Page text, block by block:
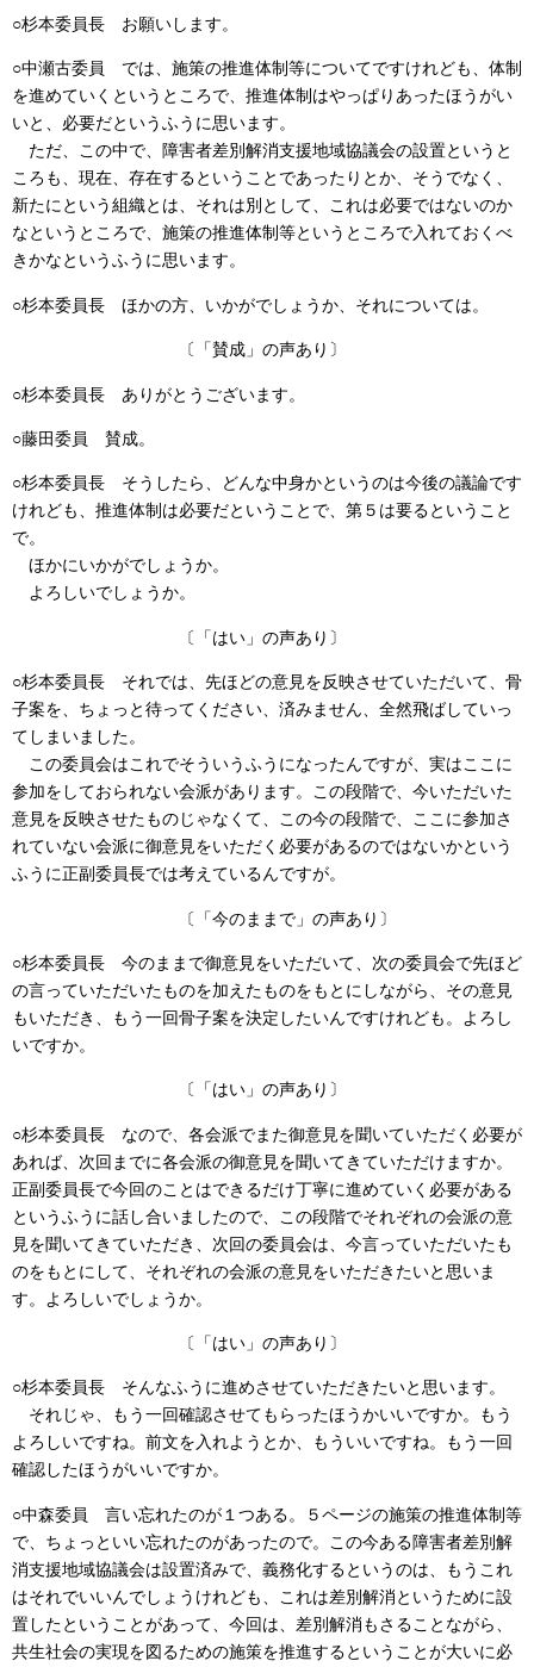
○杉本委員長 お願いします。
○中瀬古委員
では、施策の推進体制等についてですけれども、体制
を進めていくというところで、推進体制はやっぱりあったほうがい
いと、必要だというふうに思います。
ただ、この中で、障害者差別解消支援地域協議会の設置というと
ころも、現在、存在するということであったりとか、そうでなく、
新たにという組織とは、それは別として、これは必要ではないのか
なというところで、施策の推進体制等というところで入れておくべ
きかなというふうに思います。
○杉本委員長 ほかの方、いかがでしょうか、それについては。
〔「賛成」の声あり〕
○杉本委員長 ありがとうございます。
○藤田委員 賛成。
○杉本委員長 そうしたら、どんな中身かというのは今後の議論です
けれども、推進体制は必要だということで、第５は要るということ
で。
ほかにいかがでしょうか。
よろしいでしょうか。
〔「はい」の声あり〕
○杉本委員長 それでは、先ほどの意見を反映させていただいて、骨
子案を、ちょっと待ってください、済みません、全然飛ばしていっ
てしまいました。
この委員会はこれでそういうふうになったんですが、実はここに
参加をしておられない会派があります。この段階で、今いただいた
意見を反映させたものじゃなくて、この今の段階で、ここに参加さ
れていない会派に御意見をいただく必要があるのではないかという
ふうに正副委員長では考えているんですが。
〔「今のままで」の声あり〕
○杉本委員長 今のままで御意見をいただいて、次の委員会で先ほど
の言っていただいたものを加えたものをもとにしながら、その意見
もいただき、もう一回骨子案を決定したいんですけれども。よろし
いですか。
〔「はい」の声あり〕
○杉本委員長 なので、各会派でまた御意見を聞いていただく必要が
あれば、次回までに各会派の御意見を聞いてきていただけますか。
正副委員長で今回のことはできるだけ丁寧に進めていく必要がある
というふうに話し合いましたので、この段階でそれぞれの会派の意
見を聞いてきていただき、次回の委員会は、今言っていただいたも
のをもとにして、それぞれの会派の意見をいただきたいと思いま
す。よろしいでしょうか。
〔「はい」の声あり〕
○杉本委員長 そんなふうに進めさせていただきたいと思います。
それじゃ、もう一回確認させてもらったほうかいいですか。もう
よろしいですね。前文を入れようとか、もういいですね。もう一回
確認したほうがいいですか。
○中森委員
言い忘れたのが１つある。５ページの施策の推進体制等
で、ちょっといい忘れたのがあったので。この今ある障害者差別解
消支援地域協議会は設置済みで、義務化するというのは、もうこれ
はそれでいいんでしょうけれども、これは差別解消というために設
置したということがあって、今回は、差別解消もさることながら、
共生社会の実現を図るための施策を推進するということが大いに必